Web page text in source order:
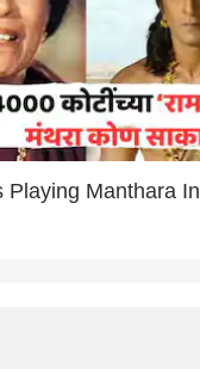
Playing Manthara